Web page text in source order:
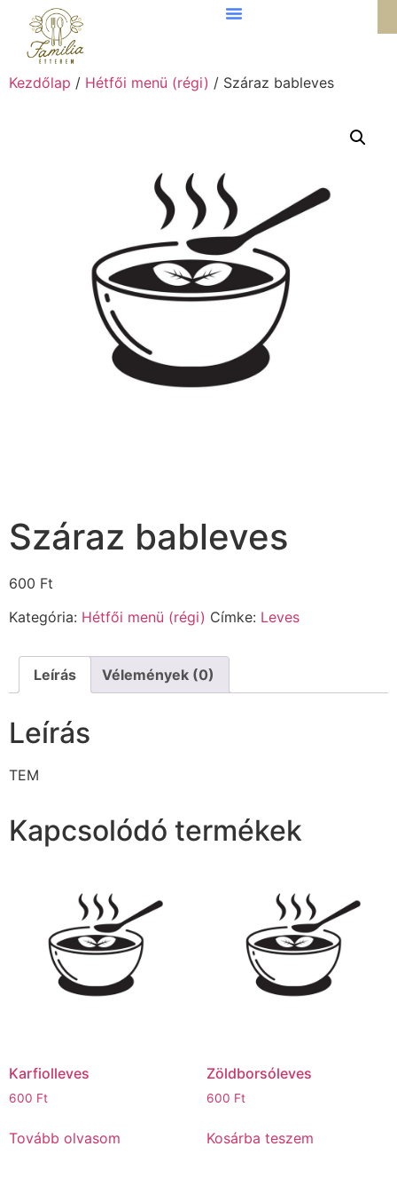
Kezdőlap / Hétfői menü (régi) / Száraz bableves
Száraz bableves
600 Ft
Kategória: Hétfői menü (régi) Címke: Leves
Leírás Vélemények (0)
Leírás
TEM
Kapcsolódó termékek
Karfiolleves
600 Ft
Tovább olvasom
Zöldborsóleves
600 Ft
Kosárba teszem